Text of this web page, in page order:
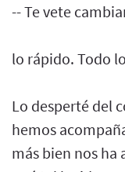
-- Te vete
lo rápido. Todo
Lo desperté del
hemos
más bien nos